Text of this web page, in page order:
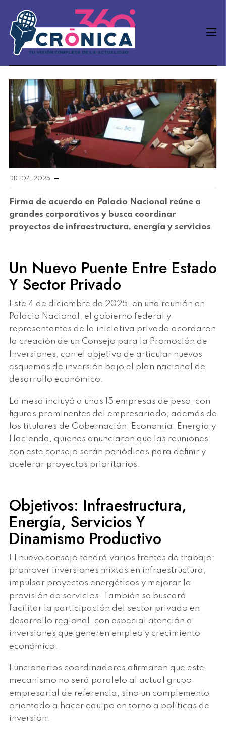
DIC 07, 2025
Firma de acuerdo en Palacio Nacional reúne a
grandes corporativos y busca coordinar
proyectos de infraestructura, energía y servicios
Un Nuevo Puente Entre Estado
Y Sector Privado
Este 4 de diciembre de 2025, en una reunión en
Palacio Nacional, el gobierno federal y
representantes de la iniciativa privada acordaron
la creación de un Consejo para la Promoción de
Inversiones, con el objetivo de articular nuevos
esquemas de inversión bajo el plan nacional de
desarrollo económico.
La mesa incluyó a unas 15 empresas de peso, con
figuras prominentes del empresariado, además de
los titulares de Gobernación, Economía, Energía y
Hacienda, quienes anunciaron que las reuniones
con este consejo serán periódicas para definir y
acelerar proyectos prioritarios.
Objetivos: Infraestructura,
Energía, Servicios Y
Dinamismo Productivo
El nuevo consejo tendrá varios frentes de trabajo:
promover inversiones mixtas en infraestructura,
impulsar proyectos energéticos y mejorar la
provisión de servicios. También se buscará
facilitar la participación del sector privado en
desarrollo regional, con especial atención a
inversiones que generen empleo y crecimiento
económico.
Funcionarios coordinadores afirmaron que este
mecanismo no será paralelo al actual grupo
empresarial de referencia, sino un complemento
orientado a hacer equipo en torno a políticas de
inversión.